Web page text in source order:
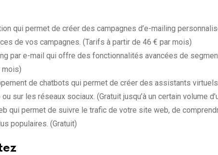
qui permet de créer des campagnes d’e-mailing
de vos campagnes. (Tarifs à partir de 46 € par mois)
par e-mail qui offre des fonctionnalités avancées de
mois)
de chatbots qui permet de créer des assistants
sur les réseaux sociaux. (Gratuit jusqu’à un certain volume
qui permet de suivre le trafic de votre site web, de
populaires. (Gratuit)